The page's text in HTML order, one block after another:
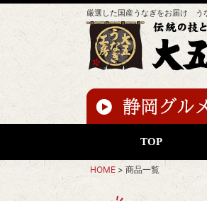
厳選した国産うなぎをお届け う
TOP
HOME 商品一覧